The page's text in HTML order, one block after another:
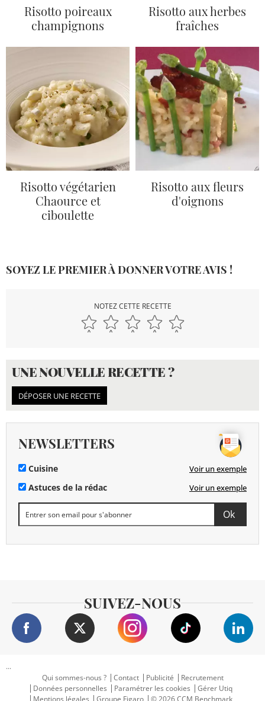
Risotto poireaux
champignons
Risotto aux herbes
fraîches
Risotto végétarien
Chaource et
ciboulette
Risotto aux fleurs
d'oignons
SOYEZ LE PREMIER À DONNER VOTRE AVIS !
NOTEZ CETTE RECETTE
UNE NOUVELLE RECETTE ?
DÉPOSER UNE RECETTE
NEWSLETTERS
Cuisine Voir un exemple
Astuces de la rédac Voir un exemple
SUIVEZ-NOUS
...
Qui sommes-nous ?
Contact Publicité
Recrutement
Données personnelles
Paramétrer les cookies
Gérer Utiq